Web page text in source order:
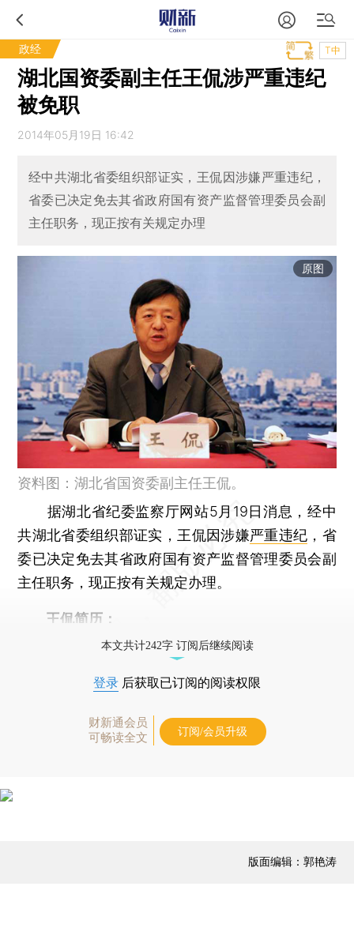
政经 T中
湖北国资委副主任王侃涉严重违纪
被免职
2014年05月19日 16:42
经中共湖北省委组织部证实，王侃因涉嫌严重违纪，
省委已决定免去其省政府国有资产监督管理委员会副
主任职务，现正按有关规定办理
原图
资料图：湖北省国资委副主任王侃。
据湖北省纪委监察厅网站5月19日消息，经中
共湖北省委组织部证实，王侃因涉嫌严重违纪 ，省
委已决定免去其省政府国有资产监督管理委员会副
主任职务，现正按有关规定办理。
王侃简历：
本文共计242字 订阅后继续阅读
登录 后获取已订阅的阅读权限
财新通会员
可畅读全文
订阅/会员升级
版面编辑：郭艳涛